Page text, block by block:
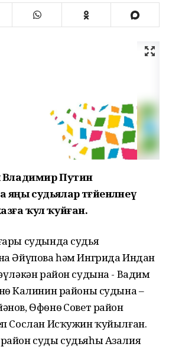
Владимир Путин
судьялар тәғәйенләнеү
ҡул ҡуйған.
судында судья
Әйүпова һәм Ингрида Индан
район судына - Вадим
Калинин районы судына –
Ѳфѳнѳң Совет район
Сослан Исҡужин ҡуйылған.
суды судьяһы Азалия